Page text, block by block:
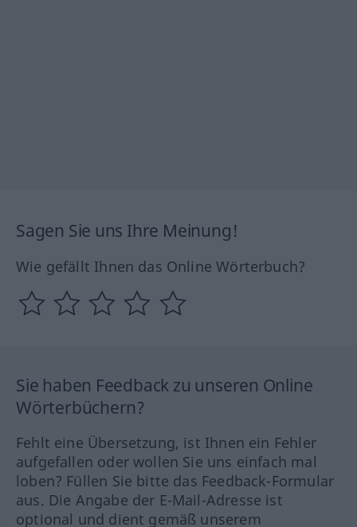
Sagen Sie uns Ihre Meinung!
Wie gefällt Ihnen das Online Wörterbuch?
Sie haben Feedback zu unseren Online
Wörterbüchern?
Fehlt eine Übersetzung, ist Ihnen ein Fehler
aufgefallen oder wollen Sie uns einfach mal
loben? Füllen Sie bitte das Feedback-Formular
aus. Die Angabe der E-Mail-Adresse ist
optional und dient gemäß unserem